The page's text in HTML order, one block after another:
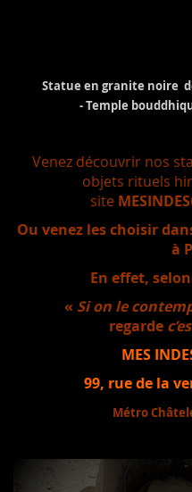
Statue en granite noire
- Temple
Venez découvrir nos
objets rituels
site
Ou venez les choisir
à
En effet,
« Si on le
regarde
MES
99, rue de la
Métro